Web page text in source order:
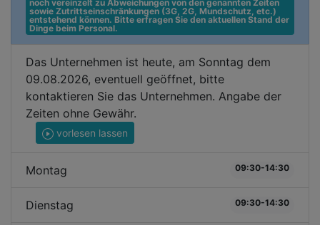
noch vereinzelt zu Abweichungen von den genannten Zeiten
sowie Zutrittseinschränkungen (3G, 2G, Mundschutz, etc.)
entstehend können. Bitte erfragen Sie den aktuellen Stand der
Dinge beim Personal.
Das Unternehmen ist heute, am Sonntag dem
09.08.2026, eventuell geöffnet, bitte
kontaktieren Sie das Unternehmen. Angabe der
Zeiten ohne Gewähr.
vorlesen lassen
Montag 09:30-14:30
Dienstag 09:30-14:30